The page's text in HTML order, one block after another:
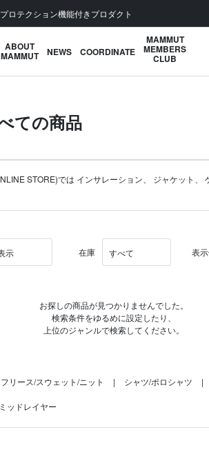
ロテクション機能付きプロダクト
ABOUT
MAMMUT NEWS COORDINATE
MAMMUT
MEMBERS
CLUB
ての商品
STORE)では インサレーション ジャケット
在庫 表
お探しの商品が見つかりませんでした。
検索条件をゆるめに設定したり、
上位のジャンルで検索してください。
フリース/スウェット/ニット シャツ/ポロシャツ
ミッドレイヤー